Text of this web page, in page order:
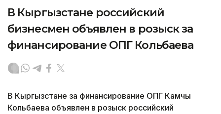
В Кыргызстане российский
бизнесмен объявлен в розыск за
финансирование ОПГ Кольбаева
В Кыргызстане за финансирование ОПГ Камчы
Кольбаева объявлен в розыск российский